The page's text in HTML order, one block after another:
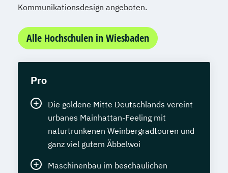
Kommunikationsdesign angeboten.
Alle Hochschulen in Wiesbaden
Pro
Die goldene Mitte Deutschlands vereint
urbanes Mainhattan-Feeling mit
naturtrunkenen Weinbergradtouren und
ganz viel gutem Äbbelwoi
Maschinenbau im beschaulichen